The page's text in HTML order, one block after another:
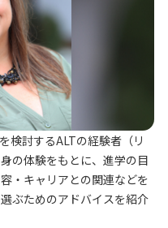
検討するALTの経験者（リ
の体験をもとに、進学の目
・キャリアとの関連などを
ぶためのアドバイスを紹介